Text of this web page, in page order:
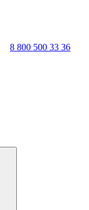
8 800 500 33 36